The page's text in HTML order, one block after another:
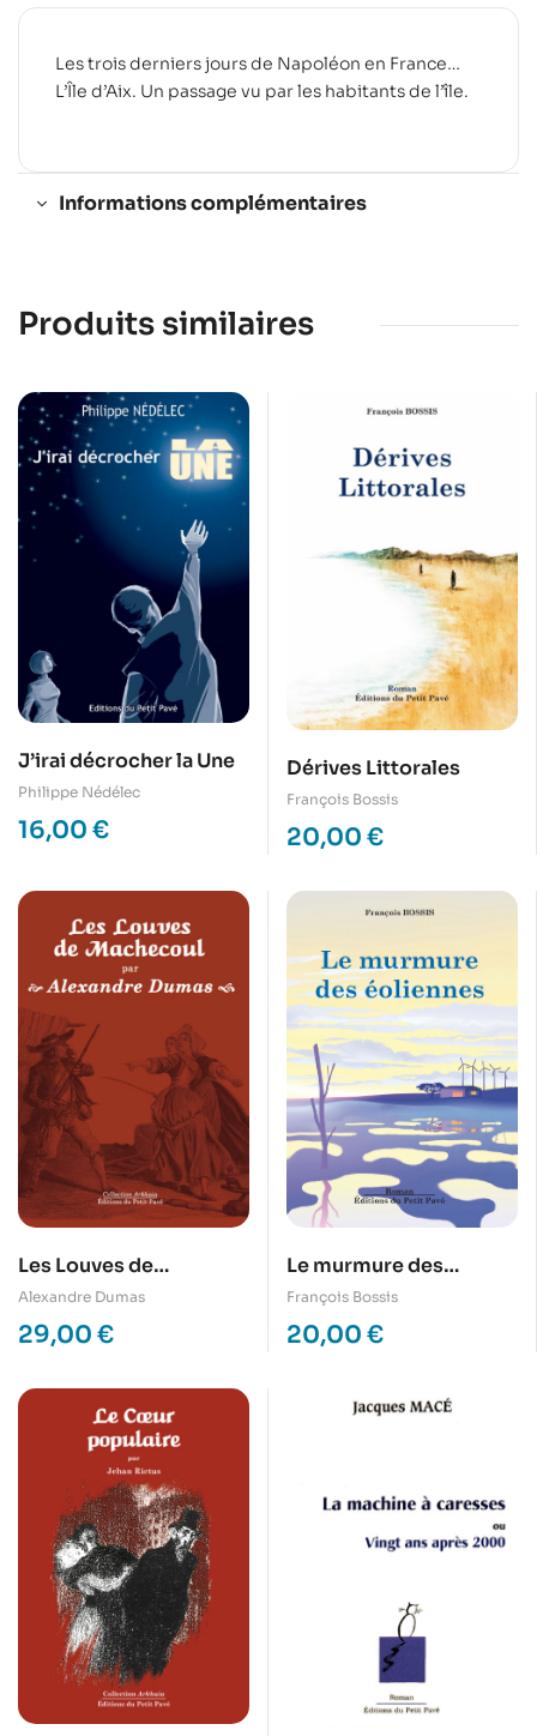
Les trois derniers jours de Napoléon en France…
L’Île d’Aix. Un passage vu par les habitants de l’île.
Informations complémentaires
Produits similaires
J’irai décrocher la Une
Philippe Nédélec
16,00 €
Dérives Littorales
François Bossis
20,00 €
Les Louves de
Machecoul
Alexandre Dumas
29,00 €
Le murmure des
éoliennes
François Bossis
20,00 €